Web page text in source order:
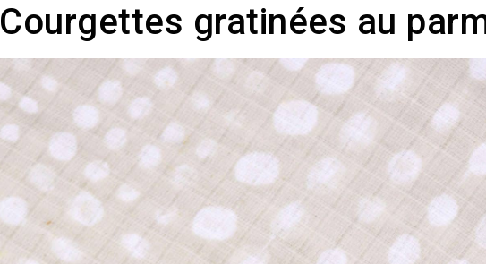
Courgettes gratinées au